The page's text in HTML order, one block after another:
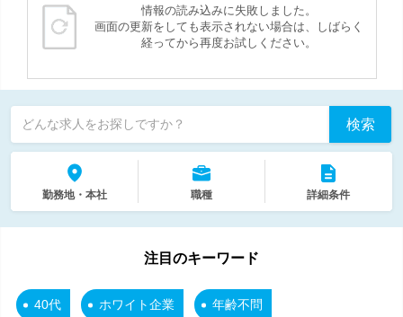
情報の読み込みに失敗しました。
画面の更新をしても表示されない場合は、しばらく
経ってから再度お試しください。
どんな求人をお探しですか？ 検索
勤務地・本社 職種 詳細条件
注目のキーワード
40代 ホワイト企業 年齢不問